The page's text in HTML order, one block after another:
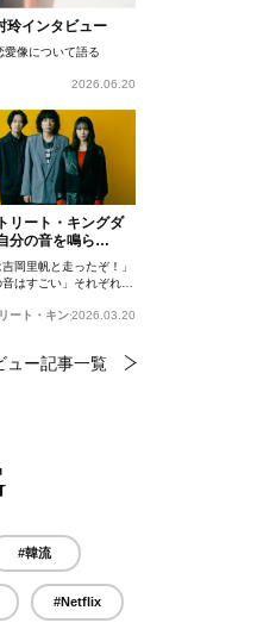
玲インタビュー
像について語る
2026.06.20
リート・キングダ
の音を鳴ら
峯田和伸、若葉竜
岡里帆インタビュ
吉岡里帆と走ったぞ！」
音はすごい」それぞれの
ート・キングダム 自分の音を鳴らせ。
2026.03.20
ュー記事一覧
#韓流
#Netflix